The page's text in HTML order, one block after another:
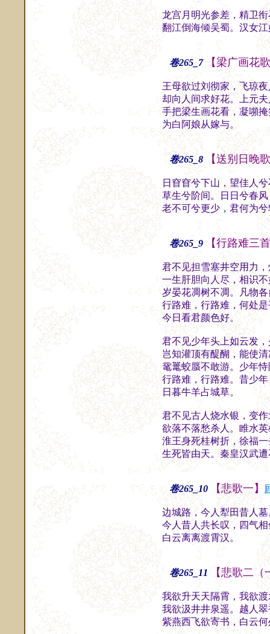
龙宫月明光参差，精卫
翻江倒海倾吴蜀。汉女
卷265_7 【梁广画花
王母欲过刘彻家，飞琼
却向人间求好花。上元
手把梁生画花看，凝嚬
为白阿娘从嫁与。
卷265_8 【送别日晚
日窅窅兮下山，望佳人
草生兮阶间。日日兮春
老不可兮更少，君何为
卷265_9 【行路难三
君不见担雪塞井空用力
一生肝胆向人尽，相识
岁晏花凋树不凋。凡物
行路难，行路难，何处
今日看君颜色好。 斋
君不见少年头上如云发
岂知灌顶有醍醐，能使
鼋鼍蛟蜃不敢游。少年
行路难，行路难。昔少
日暮牛羊占城草。
君不见古人烧水银，变
欲落不落愁杀人。睢水
淮王身死桂树折，徐福
生死皆由天。秦皇汉武
卷265_10 【悲歌一】
边城路，今人犁田昔人
今人昔人共长叹，四气
白云离离渡霄汉。
卷265_11 【悲歌二
我欲升天天隔霄，我欲
我欲汲井井泉遥。越人
紫燕西飞欲寄书，白云